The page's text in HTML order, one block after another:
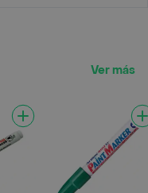
Ver más